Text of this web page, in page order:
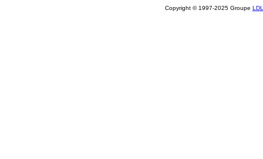
Copyright © 1997-2025 Groupe